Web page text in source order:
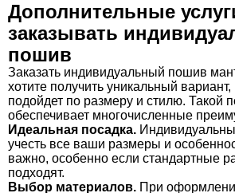
Дополнительные
заказывать
пошив
Заказать индивидуальный пошив
хотите получить уникальный
подойдет по размеру и стилю. Такой
обеспечивает многочисленные
Идеальная посадка.
учесть все ваши размеры и
важно, особенно если стандартные
подходят.
Выбор материалов. При